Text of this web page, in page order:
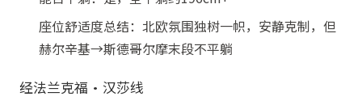
座位舒适度总结：北欧氛围独树一帜，安静克制，但
赫尔辛基→斯德哥尔摩末段不平躺
经法兰克福·汉莎线